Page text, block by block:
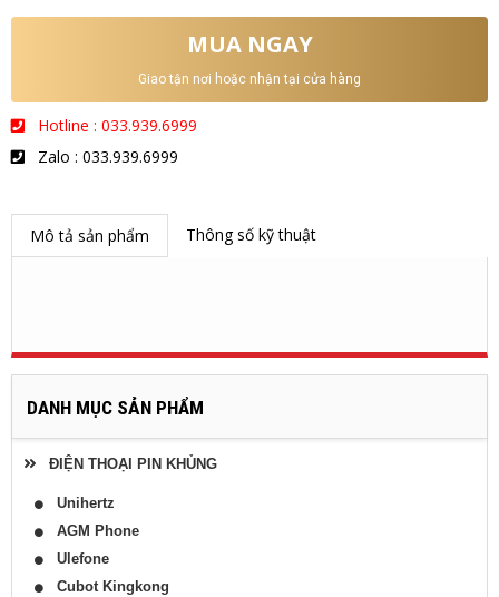
MUA NGAY
Giao tận nơi hoặc nhận tại cửa hàng
Hotline : 033.939.6999
Zalo : 033.939.6999
Mô tả sản phẩm Thông số kỹ thuật
DANH MỤC SẢN PHẨM
ĐIỆN THOẠI PIN KHỦNG
Unihertz
AGM Phone
Ulefone
Cubot Kingkong